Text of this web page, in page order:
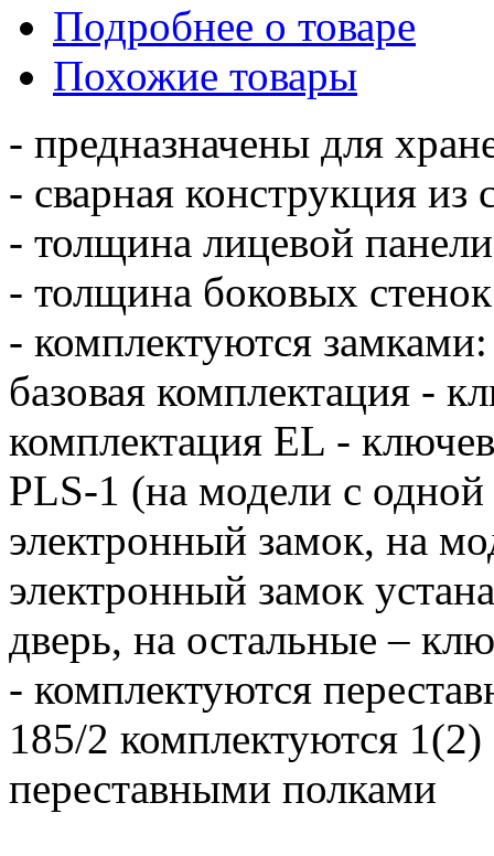
Подробнее о товаре
Похожие товары
- предназначены для
- сварная конструкция из
- толщина лицевой
- толщина боковых
- комплектуются замками:
базовая комплектация -
комплектация EL -
PLS-1 (на модели с одной
электронный замок, на
электронный замок
дверь, на остальные –
- комплектуются
185/2 комплектуются
переставными полками